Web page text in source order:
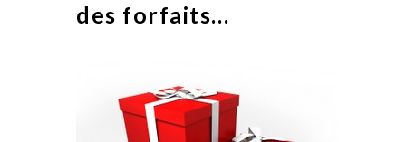
des forfaits…